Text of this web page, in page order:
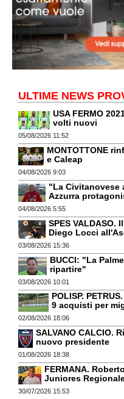
ULTIME NEWS
USA FERMO
volti nuovi
05/08/2026 11:52
MONTOTTONE
e Caleap
04/08/2026 9:03
"La Civitanovese
Azzurra
04/08/2026 5:55
SPES VALDASO.
Diego Locci
03/08/2026 15:36
BUCCI: "La
ripartire"
03/08/2026 10:01
POLISP.
9 acquisti per
02/08/2026 18:06
SALVANO CALCIO.
nuovo presidente
01/08/2026 18:38
FERMANA.
Juniores
30/07/2026 15:53